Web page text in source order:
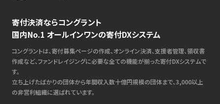
寄付決済ならコングラント
国内No.1 オールインワンの寄付DXシステム
コングラントは、寄付募集ページの作成、オンライン決済、支援者管理、領収書
作成など、ファンドレイジングに必要な全ての機能が揃った寄付DXシステムで
す。
立ち上げたばかりの団体から年間収入数十億円規模の団体まで、3,000以上
の非営利組織に選ばれています。